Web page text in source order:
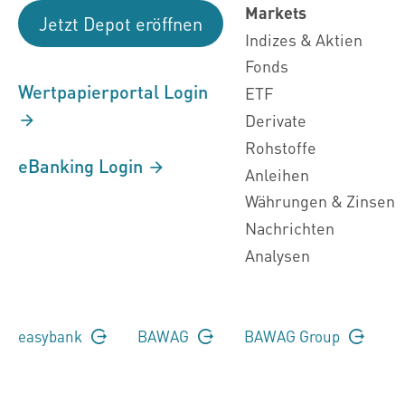
Jetzt Depot eröffnen
Wertpapierportal Login
eBanking Login
Markets
Indizes & Aktien
Fonds
ETF
Derivate
Rohstoffe
Anleihen
Währungen & Zinsen
Nachrichten
Analysen
easybank BAWAG BAWAG Group